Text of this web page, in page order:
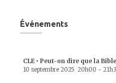
Événements
CLE • Peut-on dire que la
10 septembre 2025 20h00 -